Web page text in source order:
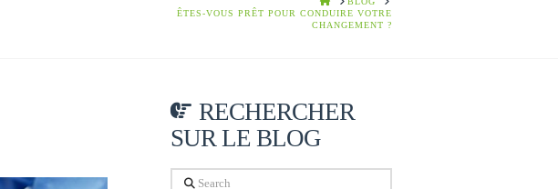
ÊTES-VOUS PRÊT POUR CONDUIRE VOTRE
CHANGEMENT ?
RECHERCHER
SUR LE BLOG
Search